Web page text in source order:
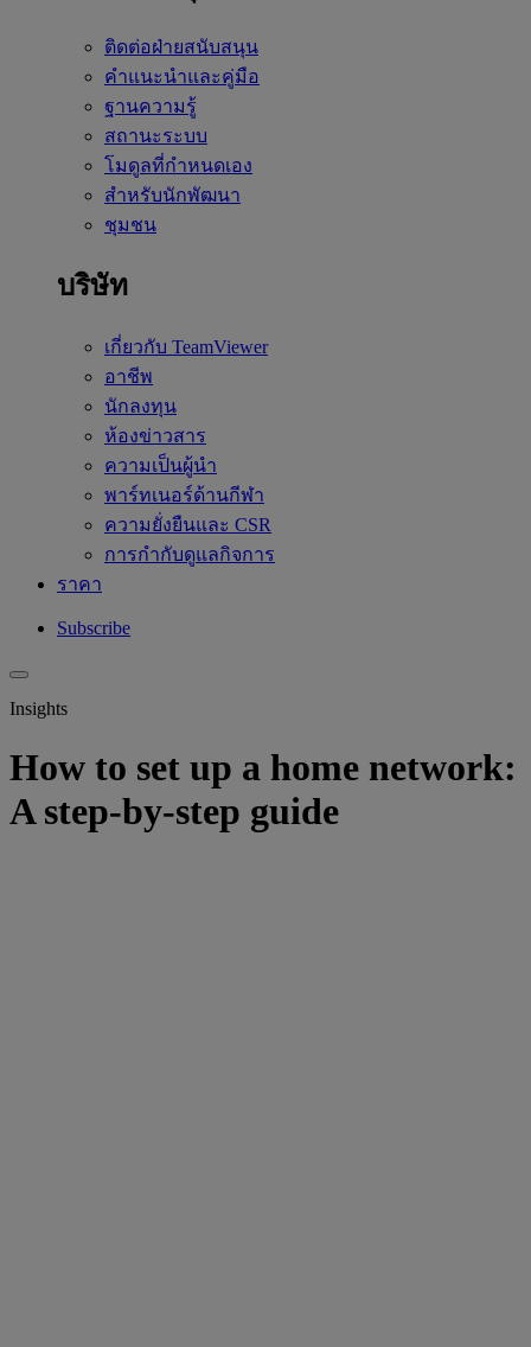
ติดต่อฝ่ายสนับสนุน
คำแนะนำและคู่มือ
ฐานความรู้
สถานะระบบ
โมดูลที่กำหนดเอง
สำหรับนักพัฒนา
ชุมชน
บริษัท
เกี่ยวกับ TeamViewer
อาชีพ
นักลงทุน
ห้องข่าวสาร
ความเป็นผู้นำ
พาร์ทเนอร์ด้านกีฬา
ความยั่งยืนและ CSR
การกำกับดูแลกิจการ
ราคา
Subscribe
Insights
How to set up a home network:
A step-by-step guide